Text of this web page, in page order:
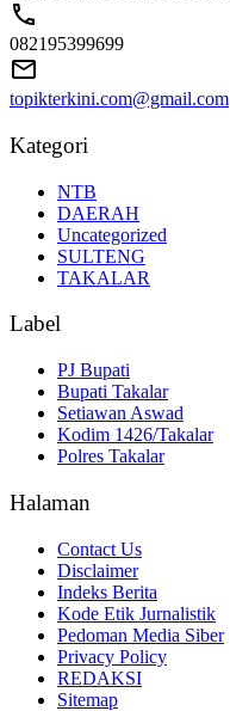
082195399699
topikterkini.com@gmail.com
Kategori
NTB
DAERAH
Uncategorized
SULTENG
TAKALAR
Label
PJ Bupati
Bupati Takalar
Setiawan Aswad
Kodim 1426/Takalar
Polres Takalar
Halaman
Contact Us
Disclaimer
Indeks Berita
Kode Etik Jurnalistik
Pedoman Media Siber
Privacy Policy
REDAKSI
Sitemap